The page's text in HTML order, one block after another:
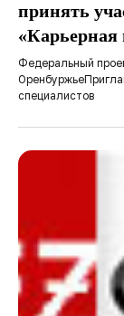
принять
«Карьерная
Федеральный
специалистов